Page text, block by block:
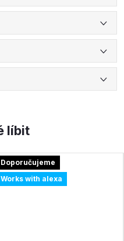
Doporučujeme
Works with alexa